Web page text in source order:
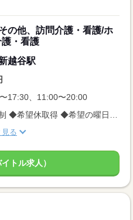
の他、訪問介護・看護/ホ
・看護
越谷駅
17:30、11:00〜20:00
見る
トル求人）